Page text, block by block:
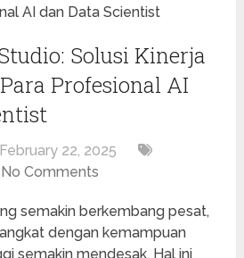
AI dan Data Scientist
Solusi Kinerja
Profesional AI
February 22, 2025
No Comments
semakin berkembang pesat,
dengan kemampuan
semakin mendesak. Hal ini